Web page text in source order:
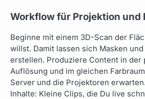
Workflow für Projektion und
Beginne mit einem 3D-Scan der
willst. Damit lassen sich Masken
erstellen. Produziere Content in der
Auflösung und im gleichen
Server und die Projektoren
Inhalte: Kleine Clips, die Du live